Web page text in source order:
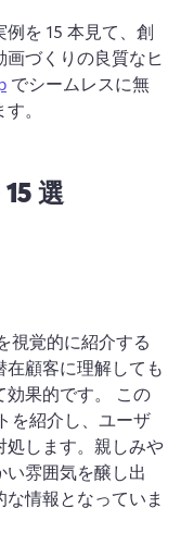
を 15 本見て、創
づくりの良質なヒ
でシームレスに無
。
選
視覚的に紹介する
顧客に理解しても
果的です。 この
を紹介し、ユーザ
します。 親しみや
雰囲気を醸し出
情報となっていま